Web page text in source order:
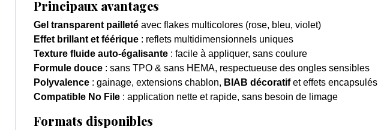
Principaux avantages
Gel transparent pailleté avec flakes multicolores (rose, bleu, violet)
Effet brillant et féérique : reflets multidimensionnels uniques
Texture fluide auto-égalisante : facile à appliquer, sans coulure
Formule douce : sans TPO & sans HEMA, respectueuse des ongles sensibles
Polyvalence : gainage, extensions chablon, BIAB décoratifet effets encapsulés
Compatible No File : application nette et rapide, sans besoin de limage
Formats disponibles